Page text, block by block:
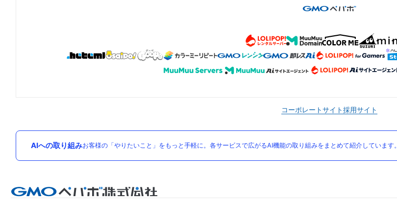
コーポレートサイト採用サイト
AIへの取り組みお客様の「やりたいこと」をもっと手軽に。各サービスで広がるAI機能の取り組みをまとめて紹介しています。